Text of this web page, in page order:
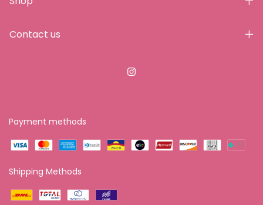
Contact us
Payment methods
Shipping Methods